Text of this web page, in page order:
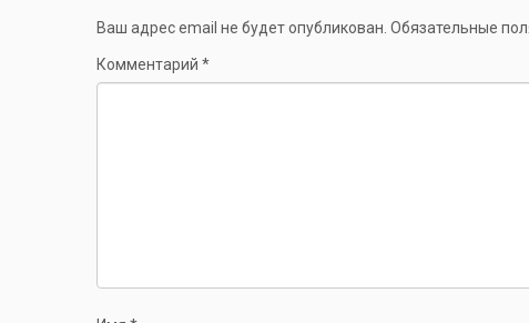
Ваш адрес email не будет опубликован. Обязательные
Комментарий *